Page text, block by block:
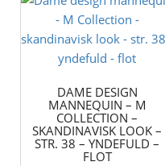
DAME DESIGN
MANNEQUIN – M
COLLECTION –
SKANDINAVISK LOOK –
STR. 38 – YNDEFULD –
FLOT